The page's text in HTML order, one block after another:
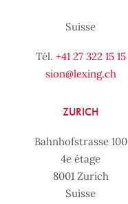
Suisse
Tél. +41 27 322 15 15
sion@lexing.ch
ZURICH
Bahnhofstrasse 100
4e étage
8001 Zurich
Suisse